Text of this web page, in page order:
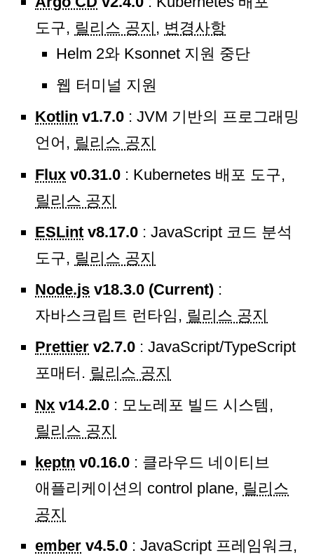
도구, 릴리스 공지 , 변경사항
Helm 2와 Ksonnet 지원 중단
웹 터미널 지원
Kotlin v1.7.0 : JVM 기반의 프로그래밍
언어, 릴리스 공지
Flux v0.31.0 : Kubernetes 배포 도구,
릴리스 공지
ESLint v8.17.0 : JavaScript 코드 분석
도구, 릴리스 공지
Node.js v18.3.0 (Current) :
자바스크립트 런타임, 릴리스 공지
Prettier v2.7.0 : JavaScript/TypeScript
포매터. 릴리스 공지
Nx v14.2.0 : 모노레포 빌드 시스템,
릴리스 공지
keptn v0.16.0 : 클라우드 네이티브
애플리케이션의 control plane, 릴리스
공지
ember v4.5.0 : JavaScript 프레임워크,